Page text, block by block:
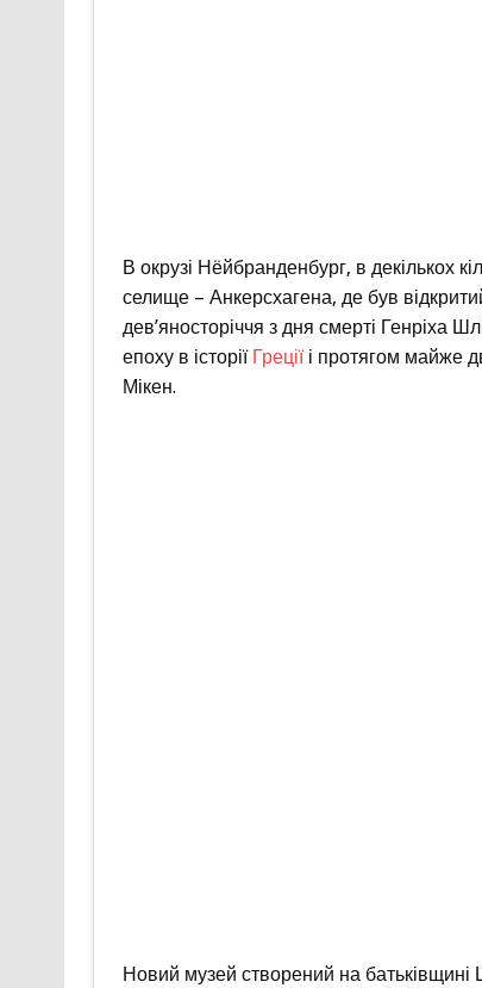
В окрузі Нёйбранденбург, в декількох
селище – Анкерсхагена, де був
дев’яносторіччя з дня смерті Генріха
епоху в історії Греціїі протягом майже
Мікен.
Новий музей створений на батьківщині